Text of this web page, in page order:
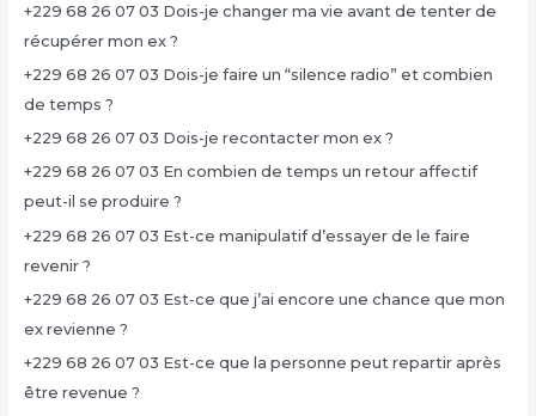
+229 68 26 07 03 Dois-je changer ma vie avant de tenter de
récupérer mon ex ?
+229 68 26 07 03 Dois-je faire un “silence radio” et combien
de temps ?
+229 68 26 07 03 Dois-je recontacter mon ex ?
+229 68 26 07 03 En combien de temps un retour affectif
peut-il se produire ?
+229 68 26 07 03 Est-ce manipulatif d’essayer de le faire
revenir ?
+229 68 26 07 03 Est-ce que j’ai encore une chance que mon
ex revienne ?
+229 68 26 07 03 Est-ce que la personne peut repartir après
être revenue ?